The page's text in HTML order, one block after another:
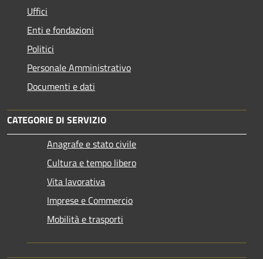
Uffici
Enti e fondazioni
Politici
Personale Amministrativo
Documenti e dati
CATEGORIE DI SERVIZIO
Anagrafe e stato civile
Cultura e tempo libero
Vita lavorativa
Imprese e Commercio
Mobilità e trasporti